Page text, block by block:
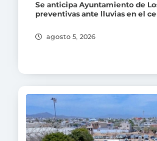
Se anticipa Ayuntamiento de
preventivas ante lluvias en el
agosto 5, 2026